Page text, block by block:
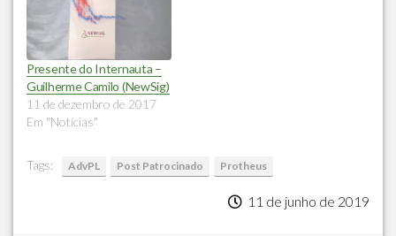
Presente do Internauta –
Guilherme Camilo (NewSig)
11 de dezembro de 2017
Em "Notícias"
Tags: AdvPL Post Patrocinado Protheus
11 de junho de 2019